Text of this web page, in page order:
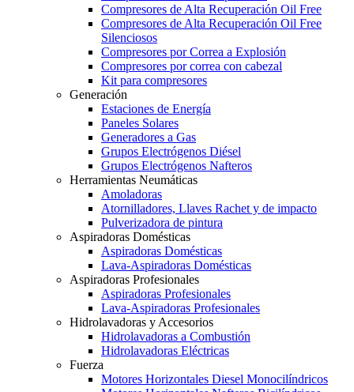
Compresores de Alta Recuperación Oil Free
Compresores de Alta Recuperación Oil Free
Silenciosos
Compresores por Correa a Explosión
Compresores por correa con cabezal
Kit para compresores
Generación
Estaciones de Energía
Paneles Solares
Generadores a Gas
Grupos Electrógenos Diésel
Grupos Electrógenos Nafteros
Herramientas Neumáticas
Amoladoras
Atornilladores, Llaves Rachet y de impacto
Pulverizadora de pintura
Aspiradoras Domésticas
Aspiradoras Domésticas
Lava-Aspiradoras Domésticas
Aspiradoras Profesionales
Aspiradoras Profesionales
Lava-Aspiradoras Profesionales
Hidrolavadoras y Accesorios
Hidrolavadoras a Combustión
Hidrolavadoras Eléctricas
Fuerza
Motores Horizontales Diesel Monocilíndricos